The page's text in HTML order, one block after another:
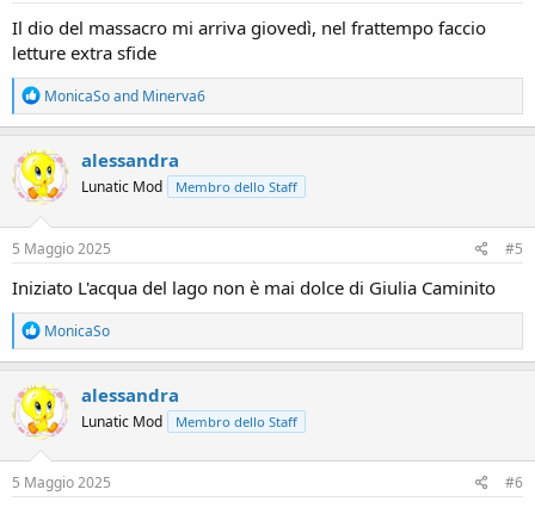
Il dio del massacro mi arriva giovedì, nel frattempo faccio
letture extra sfide
R
e
a
c
t
i
o
n
s
MonicaSoand Minerva6
alessandra
Lunatic Mod Membro dello Staff
5 Maggio 2025 #5
Iniziato L'acqua del lago non è mai dolce di Giulia Caminito
R
e
a
c
t
i
o
n
s
MonicaSo
alessandra
Lunatic Mod Membro dello Staff
5 Maggio 2025 #6